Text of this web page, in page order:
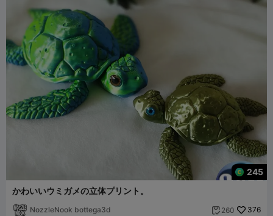
245
かわいいウミガメの立体プリント。
NozzleNook bottega3d  260 376